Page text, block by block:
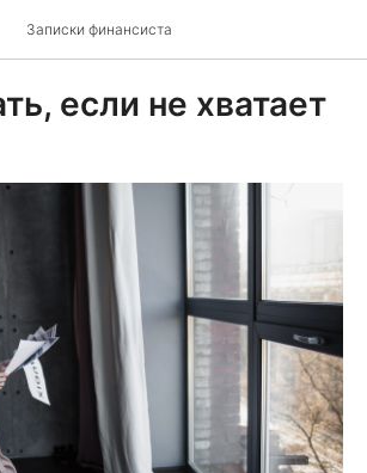
Записки финансиста
если не хватает